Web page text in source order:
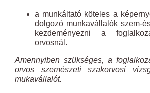
a munkáltató köteles a
dolgozó munkavállalók szem-
kezdeményezni a
orvosnál.
Amennyiben szükséges, a
orvos szemészeti szakorvosi
mukavállalót.